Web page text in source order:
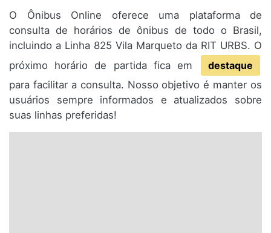
O Ônibus Online oferece uma plataforma de
consulta de horários de ônibus de todo o Brasil,
incluindo a Linha 825 Vila Marqueto da RIT URBS. O
próximo horário de partida fica em
destaque
para facilitar a consulta. Nosso objetivo é manter os
usuários sempre informados e atualizados sobre
suas linhas preferidas!